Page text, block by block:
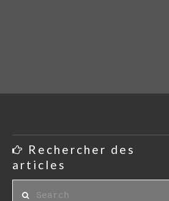
Rechercher des
articles